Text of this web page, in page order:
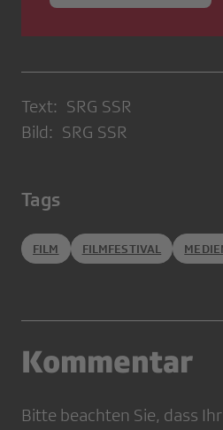
Text: SRG SSR
Bild: SRG SSR
Tags
FILM FILMFESTIVAL
Kommentar
Bitte beachten Sie, dass